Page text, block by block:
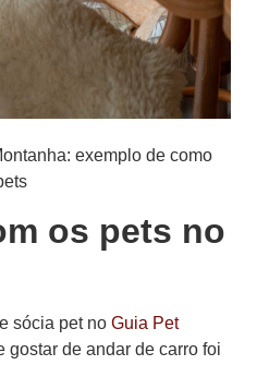
exemplo de como
os pets no
sócia pet no Guia Pet
gostar de andar de carro foi